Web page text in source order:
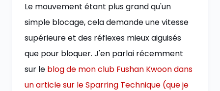
Le mouvement étant plus grand qu'un
simple blocage, cela demande une vitesse
supérieure et des réflexes mieux aiguisés
que pour bloquer. J'en parlai récemment
sur le blog de mon club Fushan Kwoon dans
un article sur le Sparring Technique (que je